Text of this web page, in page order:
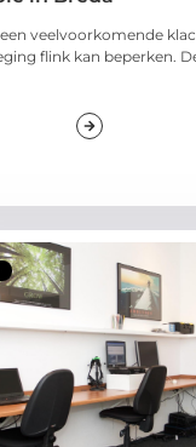
veelvoorkomende
flink kan beperken.